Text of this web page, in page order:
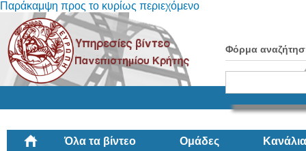
Παράκαμψη προς το κυρίως περιεχόμενο
Φόρμα
Όλα τα βίντεο Ομάδες Κανάλια